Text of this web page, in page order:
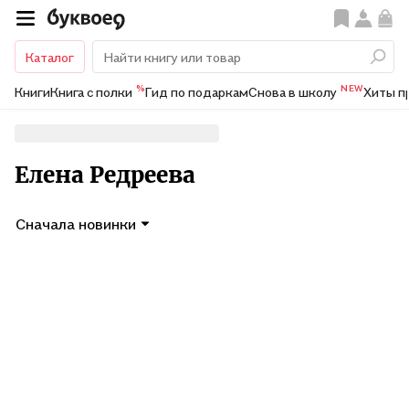
Каталог
КнигиКнига с полки %Гид по подаркамСнова в школу NEWХиты
Елена Редреева
Сначала новинки